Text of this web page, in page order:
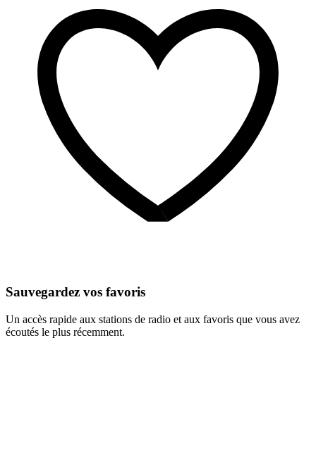
Sauvegardez vos favoris
Un accès rapide aux stations de radio et aux favoris que vous avez
écoutés le plus récemment.